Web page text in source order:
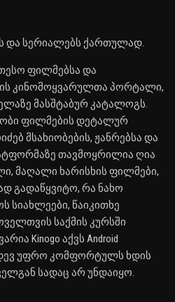
და სერიალებს ქართულად.
ფილმებსა და
კინომოყვარულთა პორტალი,
მასშტაბურ კატალოგს.
ფილმების დეტალურ
მსახიობების, ჟანრებსა და
თავმოყრილია ღია
მაღალი ხარისხის ფილმები,
გადაწყვიტო, რა ნახო
სიახლეები, წაიკითხე
საქმის კურსში
Kinogo აქვს Android
უფრო კომფორტულს ხდის
სადაც არ უნდაიყო.